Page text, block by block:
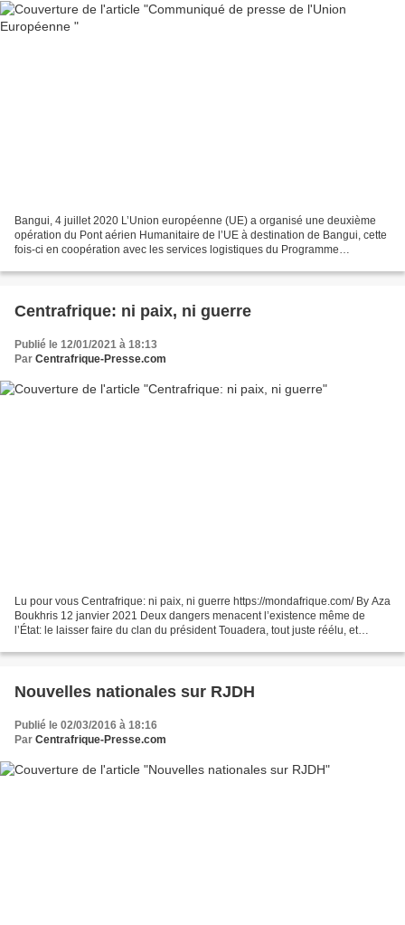
Bangui, 4 juillet 2020 L’Union européenne (UE) a organisé une deuxième
opération du Pont aérien Humanitaire de l’UE à destination de Bangui, cette
fois-ci en coopération avec les services logistiques du Programme
Centrafrique: ni paix, ni guerre
Publié le 12/01/2021 à 18:13
Par Centrafrique-Presse.com
Lu pour vous Centrafrique: ni paix, ni guerre https://mondafrique.com/ By Aza
Boukhris 12 janvier 2021 Deux dangers menacent l’existence même de
l’État: le laisser faire du clan du président Touadera, tout juste réélu, et
Nouvelles nationales sur RJDH
Publié le 02/03/2016 à 18:16
Par Centrafrique-Presse.com